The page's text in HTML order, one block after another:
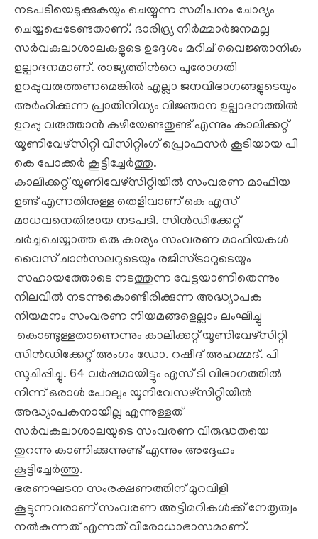
നടപടിയെടുക്കുകയും ചെയ്യുന്ന സമീപനം ചോദ്യം
ചെയ്യപ്പെടേണ്ടതാണ്. ദാരിദ്ര്യ നിർമ്മാർജനമല്ല
സർവകലാശാലകളുടെ ഉദ്ദേശം മറിച് വൈജ്ഞാനിക
ഉല്പാദനമാണ്. രാജ്യത്തിൻറെ പുരോഗതി
ഉറപ്പുവരുത്തണമെങ്കിൽ എല്ലാ ജനവിഭാഗങ്ങളുടെയും
അർഹിക്കുന്ന പ്രാതിനിധ്യം വിജ്ഞാന ഉല്പാദനത്തിൽ
ഉറപ്പു വരുത്താൻ കഴിയേണ്ടതുണ്ട് എന്നും കാലിക്കറ്റ്
യൂണിവേഴ്‌സിറ്റി വിസിറ്റിംഗ് പ്രൊഫസർ കൂടിയായ പി
കെ പോക്കർ കൂട്ടിച്ചേർത്തു.
കാലിക്കറ്റ് യൂണിവേഴ്സിറ്റിയിൽ സംവരണ മാഫിയ
ഉണ്ട് എന്നതിനുള്ള തെളിവാണ് കെ എസ്
മാധവനെതിരായ നടപടി. സിൻഡിക്കേറ്റ്
ചർച്ചചെയ്യാത്ത ഒരു കാര്യം സംവരണ മാഫിയകൾ
വൈസ് ചാൻസലറുടെയും രജിസ്ട്രാറുടെയും
സഹായത്തോടെ നടത്തുന്ന വേട്ടയാണിതെന്നും
നിലവിൽ നടന്നുകൊണ്ടിരിക്കുന്ന അദ്ധ്യാപക
നിയമനം സംവരണ നിയമങ്ങളെല്ലാം ലംഘിച്ചു
കൊണ്ടുള്ളതാണെന്നും കാലിക്കറ്റ് യൂണിവേഴ്‌സിറ്റി
സിൻഡിക്കേറ്റ് അംഗം ഡോ. റഷീദ് അഹമ്മദ്. പി
സൂചിപ്പിച്ചു. 64 വർഷമായിട്ടും എസ് ടി വിഭാഗത്തിൽ
നിന്ന് ഒരാൾ പോലും യൂനിവേസഴ്സിറ്റിയിൽ
അദ്ധ്യാപകനായില്ല എന്നുള്ളത്
സർവകലാശാലയുടെ സംവരണ വിരുദ്ധതയെ
തുറന്നു കാണിക്കുന്നുണ്ട് എന്നും അദ്ദേഹം
കൂട്ടിച്ചേർത്തു.
ഭരണഘടന സംരക്ഷണത്തിന് മുറവിളി
കൂട്ടുന്നവരാണ് സംവരണ അട്ടിമറികൾക്ക് നേതൃത്വം
നൽകുന്നത് എന്നത് വിരോധാഭാസമാണ്.